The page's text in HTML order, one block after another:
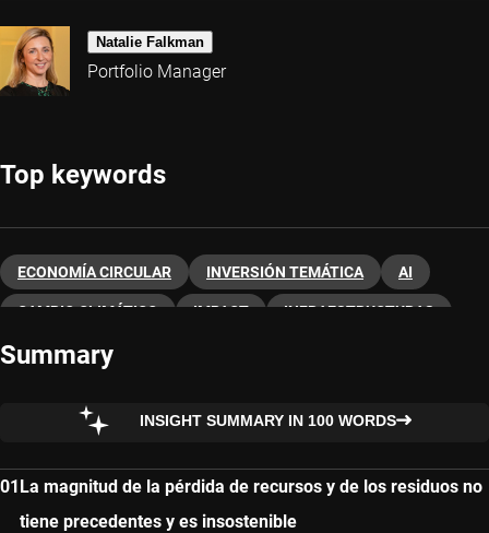
Natalie Falkman
Portfolio Manager
Top keywords
ECONOMÍA CIRCULAR INVERSIÓN TEMÁTICA AI
CAMBIO CLIMÁTICO IMPACT INFRAESTRUCTURAS
TRANSICIÓN
Summary
INSIGHT SUMMARY IN 100 WORDS
La magnitud de la pérdida de recursos y de los residuos no
tiene precedentes y es insostenible